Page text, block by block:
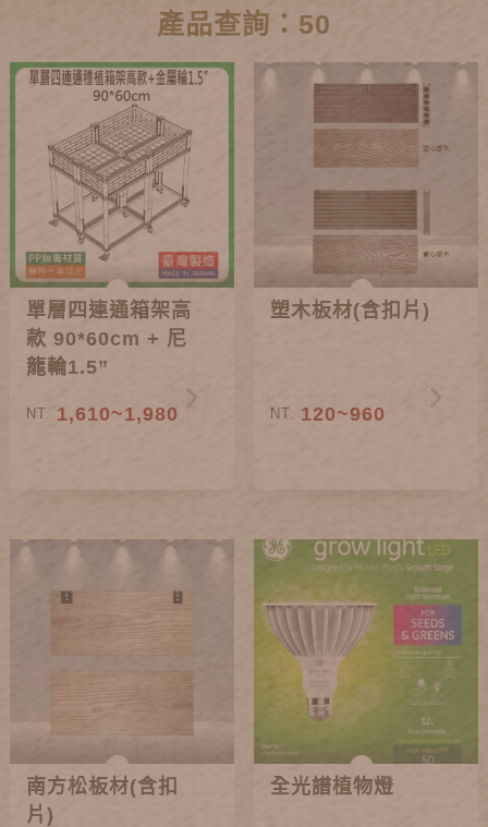
產品查詢：50
單層四連通箱架高
款 90*60cm + 尼
龍輪1.5”
NT. 1,610~1,980
塑木板材(含扣片)
NT. 120~960
南方松板材(含扣
片)
全光譜植物燈